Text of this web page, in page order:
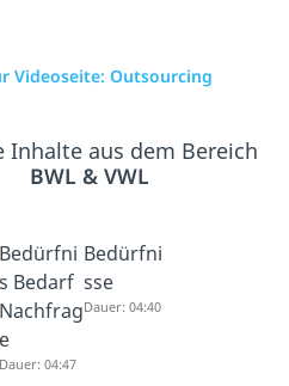
Videoseite: Outsourcing
Inhalte aus dem Bereich
BWL & VWL
Bedürfni
s Bedarf
Nachfrag
e
Dauer: 04:47
Bedürfni
sse
Dauer: 04:40